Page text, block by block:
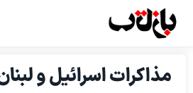
مذاکرات اسرائیل و